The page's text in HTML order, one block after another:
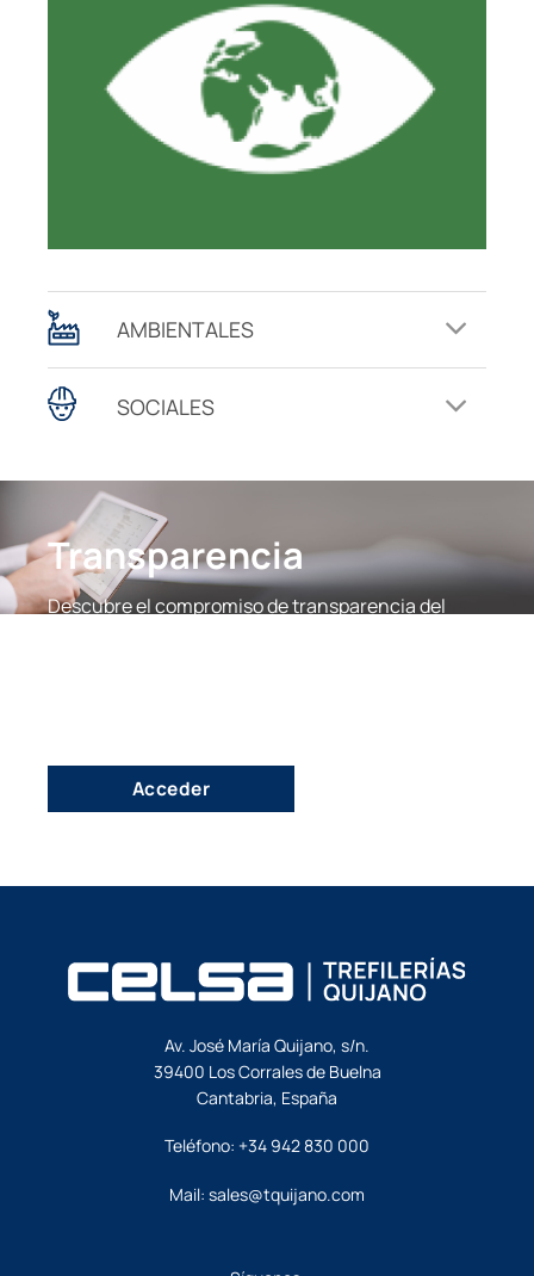
AMBIENTALES
SOCIALES
Transparencia
Descubre el compromiso de transparencia del
Acceder
Av. José María Quijano, s/n.
39400 Los Corrales de Buelna
Cantabria, España
Teléfono: +34 942 830 000
Mail: sales@tquijano.com